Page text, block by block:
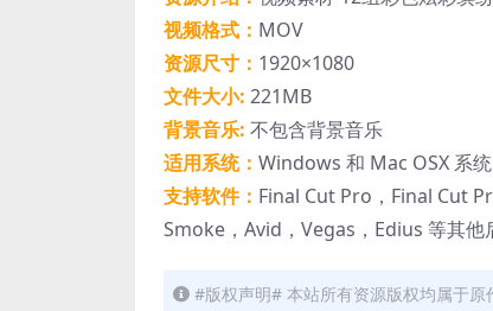
视频格式： MOV
资源尺寸： 1920×1080
文件大小: 221MB
背景音乐: 不包含背景音乐
适用系统： Windows 和 Mac OSX 系统
支持软件： Final Cut Pro，Final Cut
Smoke，Avid，Vegas，Edius 等其他
#版权声明# 本站所有资源版权均属于